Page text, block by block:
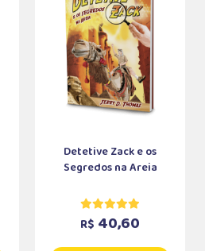
Detetive Zack e os
Segredos na Areia
R$ 40,60